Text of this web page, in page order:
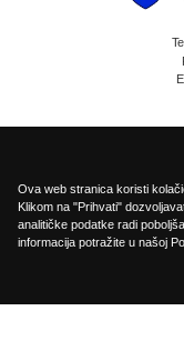
Ova web stranica koristi
Klikom na "Prihvati"
analitičke podatke radi
informacija potražite u našoj